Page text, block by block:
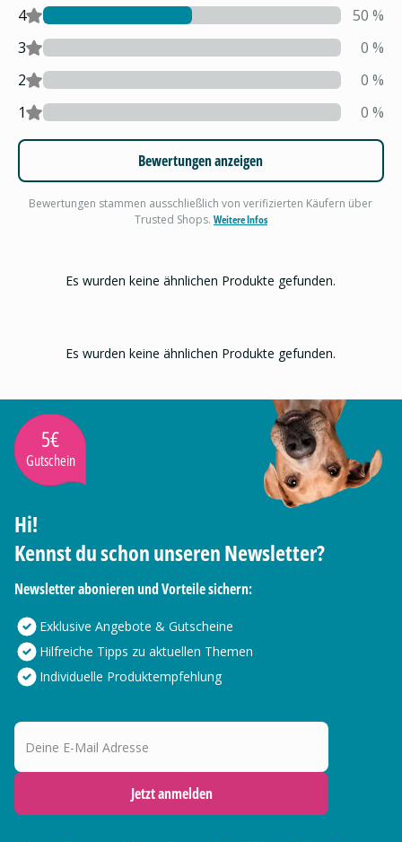
4 50 %
3
0 %
2
0 %
1
0 %
Bewertungen anzeigen
Bewertungen stammen ausschließlich von verifizierten Käufern über
Trusted Shops. Weitere Infos
Es wurden keine ähnlichen Produkte gefunden.
Es wurden keine ähnlichen Produkte gefunden.
5€
Gutschein
Hi!
Kennst du schon unseren Newsletter?
Newsletter abonieren und Vorteile sichern:
Exklusive Angebote & Gutscheine
Hilfreiche Tipps zu aktuellen Themen
Individuelle Produktempfehlung
Deine E-Mail Adresse
Jetzt anmelden